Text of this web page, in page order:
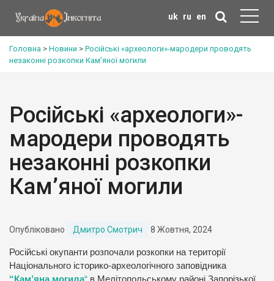
uk ru en
Головна > Новини > Російські «археологи»-мародери проводять
незаконні розкопки Кам’яної могили
Російські «археологи»-
мародери проводять
незаконні розкопки
Кам’яної могили
Опубліковано Дмитро Смотрич 8 Жовтня, 2024
Російські окупанти розпочали розкопки на території
Національного історико-археологічного заповідника